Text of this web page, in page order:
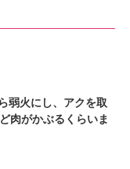
弱火にし、アクを取
肉がかぶるくらいま